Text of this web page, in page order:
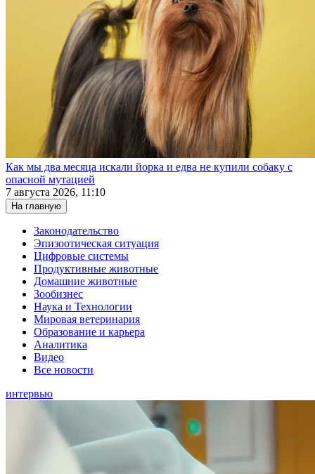
Как мы два месяца искали йорка и едва не купили собаку с
опасной мутацией
7 августа 2026, 11:10
На главную
Законодательство
Эпизоотическая ситуация
Цифровые системы
Продуктивные животные
Домашние животные
Зообизнес
Наука и Технологии
Мировая ветеринария
Образование и карьера
Аналитика
Видео
Все новости
интервью